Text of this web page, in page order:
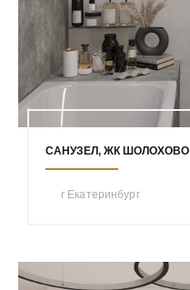
САНУЗЕЛ, ЖК ШОЛОХОВО
г Екатеринбург